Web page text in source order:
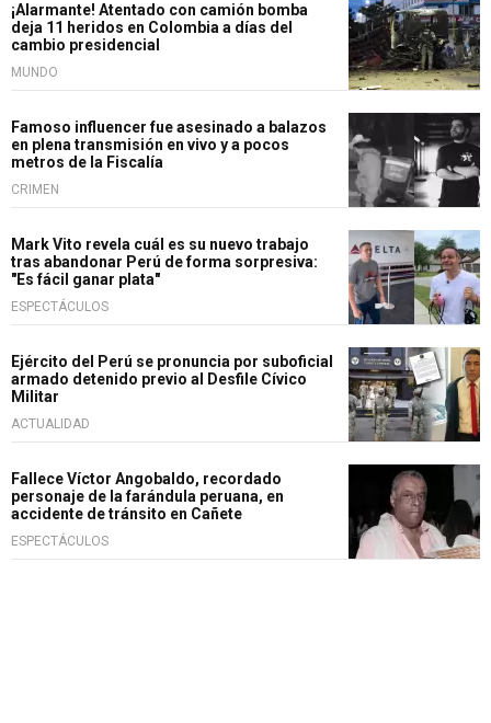
¡Alarmante! Atentado con camión bomba
deja 11 heridos en Colombia a días del
cambio presidencial
MUNDO
Famoso influencer fue asesinado a balazos
en plena transmisión en vivo y a pocos
metros de la Fiscalía
CRIMEN
Mark Vito revela cuál es su nuevo trabajo
tras abandonar Perú de forma sorpresiva:
"Es fácil ganar plata"
ESPECTÁCULOS
Ejército del Perú se pronuncia por suboficial
armado detenido previo al Desfile Cívico
Militar
ACTUALIDAD
Fallece Víctor Angobaldo, recordado
personaje de la farándula peruana, en
accidente de tránsito en Cañete
ESPECTÁCULOS